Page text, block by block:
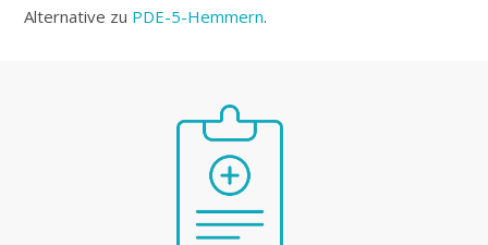
Alternative zu PDE-5-Hemmern.